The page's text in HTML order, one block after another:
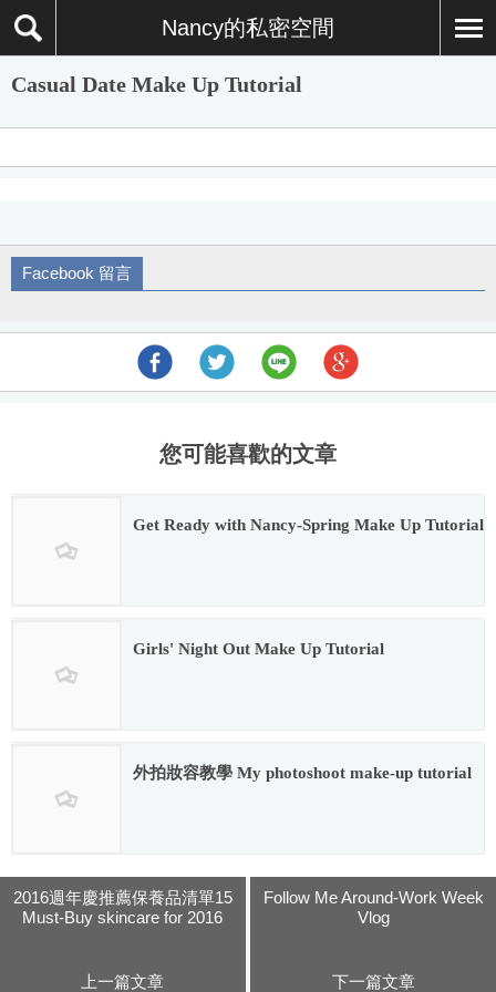
Nancy的私密空間
Casual Date Make Up Tutorial
Facebook 留言
您可能喜歡的文章
Get Ready with Nancy-Spring Make Up Tutorial
Girls' Night Out Make Up Tutorial
外拍妝容教學 My photoshoot make-up tutorial
2016週年慶推薦保養品清單15
Must-Buy skincare for 2016
上一篇文章
Follow Me Around-Work Week
Vlog
下一篇文章